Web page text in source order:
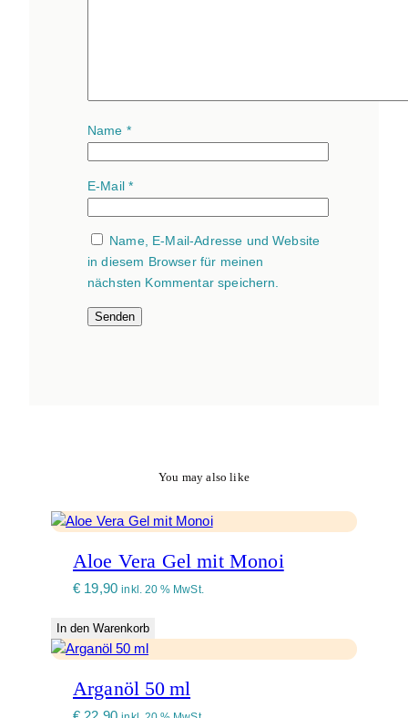
Name *
E-Mail*
Name, E-Mail-Adresse und Website
in diesem Browser für meinen
nächsten Kommentar speichern.
You may also like
Aloe Vera Gel mit Monoi
€ 19,90 inkl. 20 % MwSt.
In den Warenkorb
Arganöl 50 ml